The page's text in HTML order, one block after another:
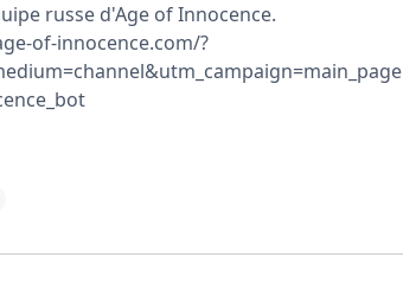
russe d'Age of Innocence.
of-innocence.com/?